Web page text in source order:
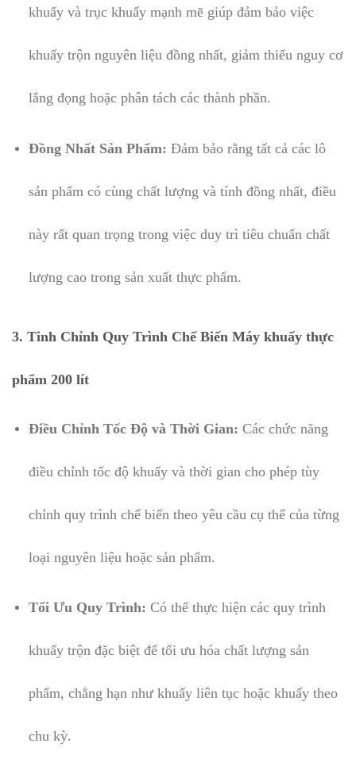
khuấy và trục khuấy mạnh mẽ giúp đảm bảo việc
khuấy trộn nguyên liệu đồng nhất, giảm thiểu nguy cơ
lắng đọng hoặc phân tách các thành phần.
Đồng Nhất Sản Phẩm: Đảm bảo rằng tất cả các lô
sản phẩm có cùng chất lượng và tính đồng nhất, điều
này rất quan trọng trong việc duy trì tiêu chuẩn chất
lượng cao trong sản xuất thực phẩm.
3. Tinh Chỉnh Quy Trình Chế Biến Máy khuấy thực
phẩm 200 lít
Điều Chỉnh Tốc Độ và Thời Gian: Các chức năng
điều chỉnh tốc độ khuấy và thời gian cho phép tùy
chỉnh quy trình chế biến theo yêu cầu cụ thể của từng
loại nguyên liệu hoặc sản phẩm.
Tối Ưu Quy Trình: Có thể thực hiện các quy trình
khuấy trộn đặc biệt để tối ưu hóa chất lượng sản
phẩm, chẳng hạn như khuấy liên tục hoặc khuấy theo
chu kỳ.